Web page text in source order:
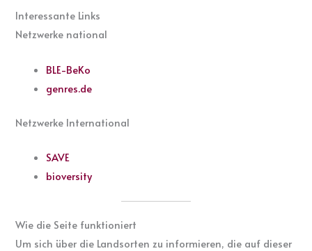
Interessante Links
Netzwerke national
BLE-BeKo
genres.de
Netzwerke International
SAVE
bioversity
Wie die Seite funktioniert
Um sich über die Landsorten zu informieren, die auf dieser